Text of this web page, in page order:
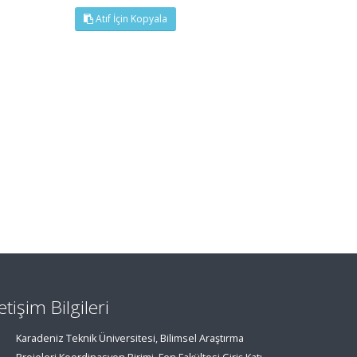
Atıf İçin Kopyala
Bilgileri
Karadeniz Teknik Üniversitesi, Bilimsel Araştırma